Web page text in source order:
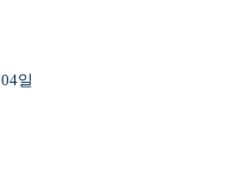
04일